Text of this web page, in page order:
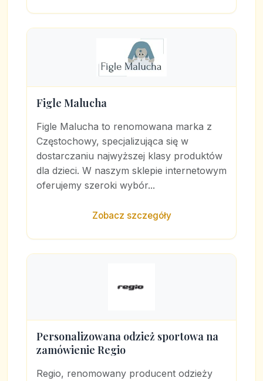
Figle Malucha
Figle Malucha to renomowana marka z
Częstochowy, specjalizująca się w
dostarczaniu najwyższej klasy produktów
dla dzieci. W naszym sklepie internetowym
oferujemy szeroki wybór...
Zobacz szczegóły
Personalizowana odzież sportowa na
zamówienie Regio
Regio, renomowany producent odzieży